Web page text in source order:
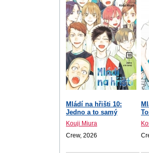
Mládí na hřišti 10:
Jedno a to samý
Kouji Miura
Crew, 2026